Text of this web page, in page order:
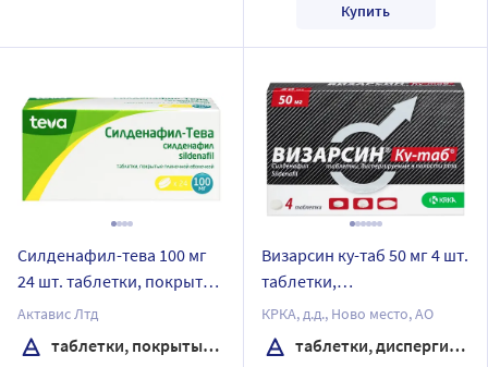
Купить
Силденафил-тева 100 мг
24 шт. таблетки, покрытые
пленочной оболочкой
Актавис Лтд
таблетки, покрытые пленочной оболочкой
Визарсин ку-таб 50 мг 4 шт.
таблетки,
диспергируемые в
полости рта
КРКА, д.д., Ново место, АО
таблетки, диспергируемые в полости рта